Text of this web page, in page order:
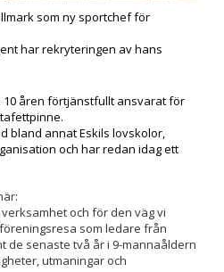
som ny sportchef för
har rekryteringen av hans
10 åren förtjänstfullt ansvarat för
bland annat Eskils lovskolor,
och har redan idag ett
och för den väg vi
som ledare från
de senaste två år i 9-mannaåldern
utmaningar och